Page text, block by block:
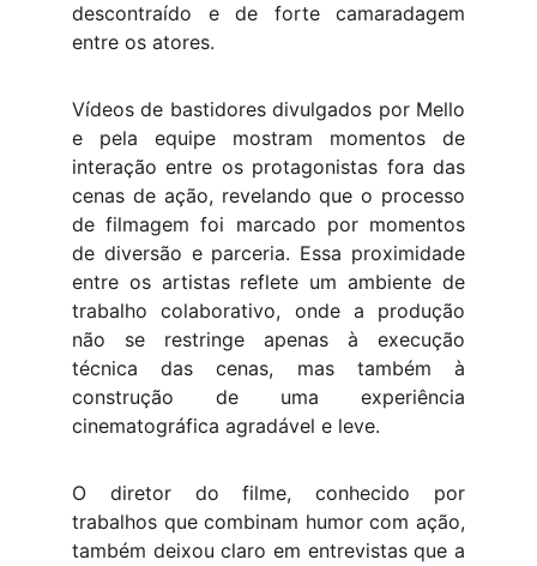
descontraído e de forte camaradagem
entre os atores.
Vídeos de bastidores divulgados por Mello
e pela equipe mostram momentos de
interação entre os protagonistas fora das
cenas de ação, revelando que o processo
de filmagem foi marcado por momentos
de diversão e parceria. Essa proximidade
entre os artistas reflete um ambiente de
trabalho colaborativo, onde a produção
não se restringe apenas à execução
técnica das cenas, mas também à
construção de uma experiência
cinematográfica agradável e leve.
O diretor do filme, conhecido por
trabalhos que combinam humor com ação,
também deixou claro em entrevistas que a